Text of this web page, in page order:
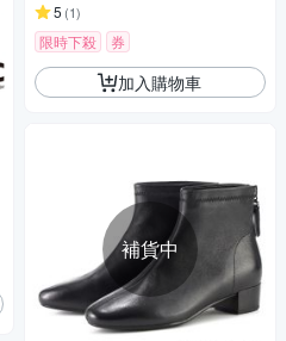
5 (1)
限時下殺 券
加入購物車
補貨中